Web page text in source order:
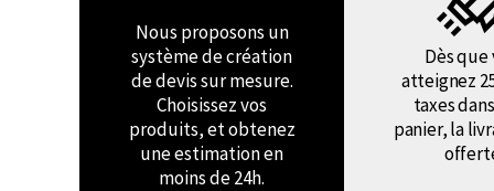
Nous proposons un
système de création
de devis sur mesure.
Choisissez vos
produits, et obtenez
une estimation en
moins de 24h.
Dès que
atteignez
taxes
panier, la